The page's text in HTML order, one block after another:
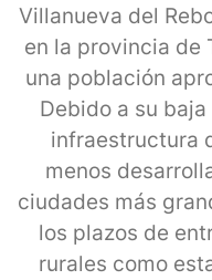
Villanueva del
en la provincia de
una población
Debido a su
infraestructura
menos
ciudades más
los plazos de
rurales como